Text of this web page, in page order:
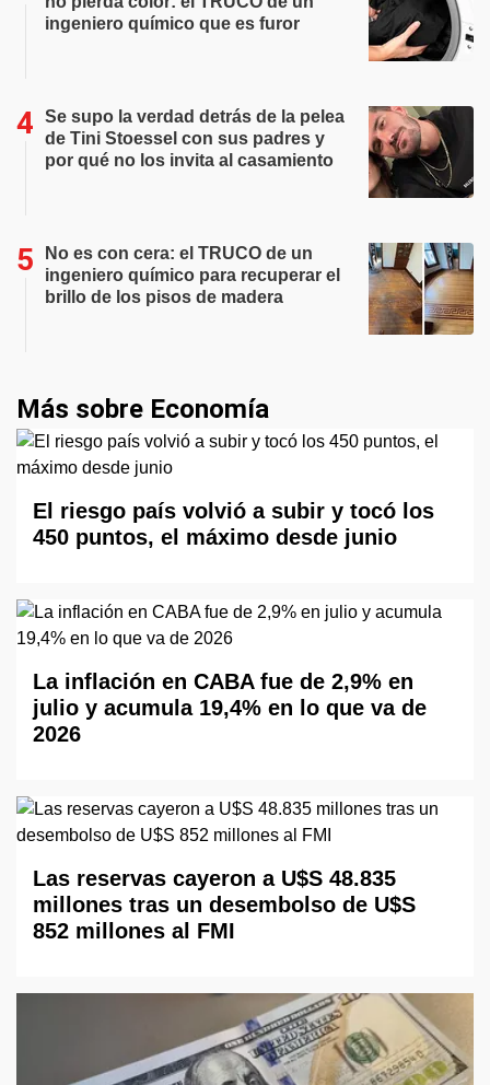
ingeniero químico que es furor
Se supo la verdad detrás de la pelea
de Tini Stoessel con sus padres y
por qué no los invita al casamiento
No es con cera: el TRUCO de un
ingeniero químico para recuperar el
brillo de los pisos de madera
Más sobre Economía
El riesgo país volvió a subir y tocó los
450 puntos, el máximo desde junio
La inflación en CABA fue de 2,9% en
julio y acumula 19,4% en lo que va de
2026
Las reservas cayeron a U$S 48.835
millones tras un desembolso de U$S
852 millones al FMI